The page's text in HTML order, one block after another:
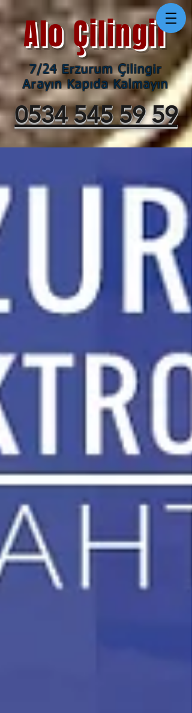
0534 545 59 59
Alo Çilingir
7/24 Erzurum Çilingir
Arayın Kapıda Kalmayın